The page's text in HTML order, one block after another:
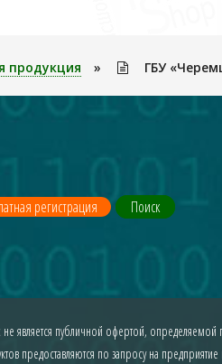
продукция » ГБУ
регистрация Поиск
является публичной офертой,
предоставляются по запросу на